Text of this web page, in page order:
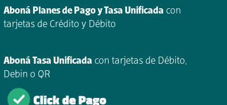
Aboná Planes de Pago y Tasa Unificada con
tarjetas de Crédito y Débito
Aboná Tasa Unificada con tarjetas de Débito,
Debin o QR